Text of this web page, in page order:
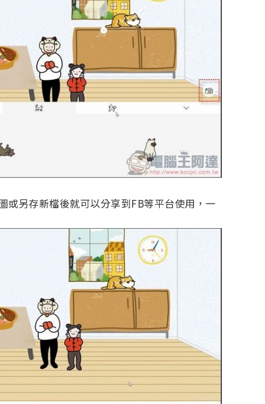
或另存新檔後就可以分享到FB等平台使用，一